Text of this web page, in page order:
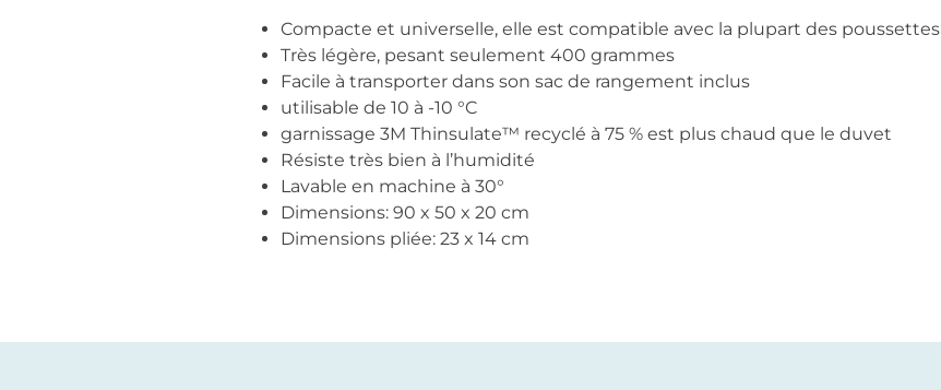
Compacte et universelle, elle est compatible avec la plupart des poussettes
Très légère, pesant seulement 400 grammes
Facile à transporter dans son sac de rangement inclus
utilisable de 10 à -10 °C
garnissage 3M Thinsulate™ recyclé à 75 % est plus chaud que le duvet
Résiste très bien à l’humidité
Lavable en machine à 30°
Dimensions: 90 x 50 x 20 cm
Dimensions pliée: 23 x 14 cm